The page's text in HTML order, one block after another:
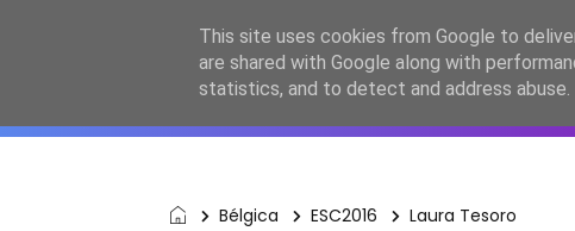
ESC2027 JESC2026
Bélgica ESC2016 Laura Tesoro
This site uses cookies from Google to
are shared with Google along with
statistics, and to detect and address abuse.